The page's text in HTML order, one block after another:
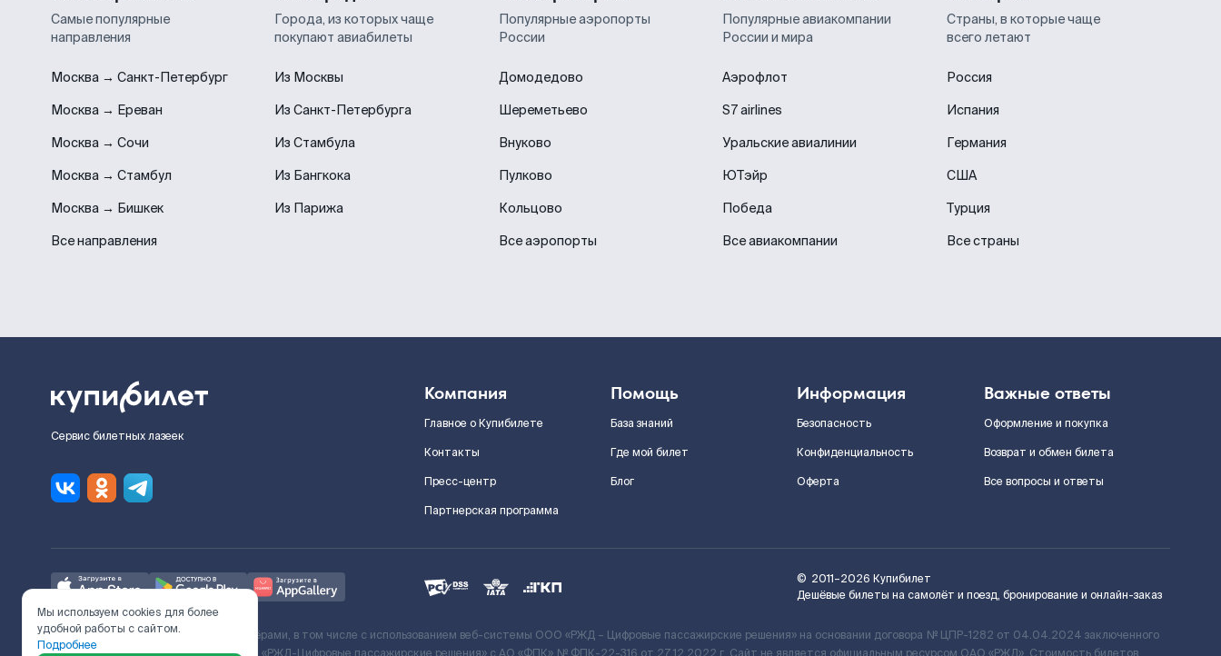
Самые популярные
направления
Москва → Санкт-Петербург
Москва → Ереван
Москва → Сочи
Москва → Стамбул
Москва → Бишкек
Все направления
Города, из которых чаще
покупают авиабилеты
Из Москвы
Из Санкт-Петербурга
Из Стамбула
Из Бангкока
Из Парижа
Популярные аэропорты
России
Домодедово
Шереметьево
Внуково
Пулково
Кольцово
Все аэропорты
Популярные авиакомпании
России и мира
Аэрофлот
S7 airlines
Уральские авиалинии
ЮТэйр
Победа
Все авиакомпании
Страны, в которые чаще
всего летают
Россия
Испания
Германия
США
Турция
Все страны
Сервис билетных лазеек
Компания
Главное о Купибилете
Контакты
Пресс-центр
Партнерская программа
Помощь
База знаний
Где мой билет
Блог
Информация
Безопасность
Конфиденциальность
Оферта
Важные ответы
Оформление и покупка
Возврат и обмен билета
Все вопросы и ответы
© 2011–2026 Купибилет
Дешёвые билеты на самолёт и поезд, бронирование и онлайн-заказ
Ж/Д билеты предоставляются партнёрами, в том числе с использованием веб-системы ООО «РЖД – Цифровые пассажирские решения» на основании договора № ЦПР-1282 от 04.04.2024 заключенного
Мы используем cookies для более
удобной работы с сайтом.
Подробнее